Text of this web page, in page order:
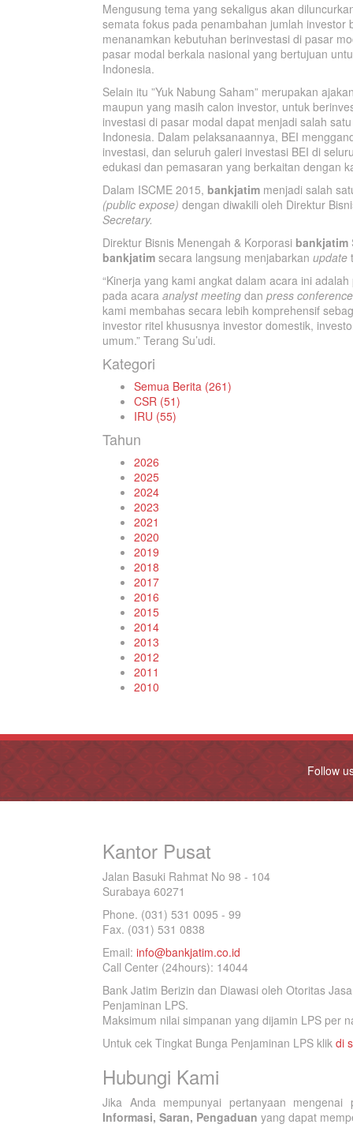
Mengusung tema yang sekaligus akan
semata fokus pada penambahan jumlah
menanamkan kebutuhan berinvestasi di pasar
pasar modal berkala nasional yang bertujuan
Indonesia.
Selain itu ”Yuk Nabung Saham” merupakan
maupun yang masih calon investor, untuk
investasi di pasar modal dapat menjadi salah
Indonesia. Dalam pelaksanaannya, BEI
investasi, dan seluruh galeri investasi BEI di
edukasi dan pemasaran yang berkaitan dengan
Dalam ISCME 2015, bankjatim menjadi salah
(public expose) dengan diwakili oleh Direktur
Secretary.
Direktur Bisnis Menengah & Korporasi bankjatim
bankjatim secara langsung menjabarkan update
“Kinerja yang kami angkat dalam acara ini
pada acara analyst meeting dan press conference
kami membahas secara lebih komprehensif
investor ritel khususnya investor domestik,
umum.” Terang Su’udi.
Kategori
Semua Berita (261)
CSR (51)
IRU (55)
Tahun
2026
2025
2024
2023
2021
2020
2019
2018
2017
2016
2015
2014
2013
2012
2011
2010
Follow
Kantor Pusat
Jalan Basuki Rahmat No 98 - 104
Surabaya 60271
Phone. (031) 531 0095 - 99
Fax. (031) 531 0838
Email: info@bankjatim.co.id
Call Center (24hours): 14044
Bank Jatim Berizin dan Diawasi oleh Otoritas
Penjaminan LPS.
Maksimum nilai simpanan yang dijamin LPS per
Untuk cek Tingkat Bunga Penjaminan LPS klik di
Hubungi Kami
Jika Anda mempunyai pertanyaan
Informasi, Saran, Pengaduan yang dapat